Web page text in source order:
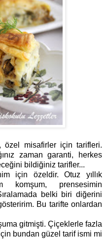
özel misafirler için tarifleri.
zaman garanti, herkes
bildiğiniz tarifler...
için özeldir. Otuz yıllık
komşum, prensesimin
belki biri diğerini
Bu tarifte onlardan
gitmişti. Çiçeklerle fazla
bundan güzel tarif ismi mi